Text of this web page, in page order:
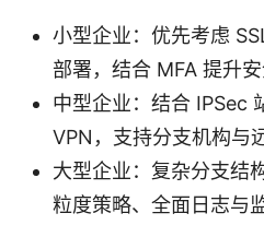
小型企业：优先考虑
部署，结合 MFA 提升安
中型企业：结合 IPSec
VPN，支持分支机构与
大型企业：复杂分支结
粒度策略、全面日志与